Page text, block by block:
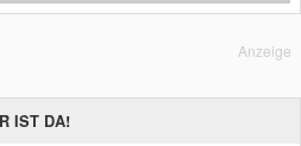
Anzeige
IST DA!